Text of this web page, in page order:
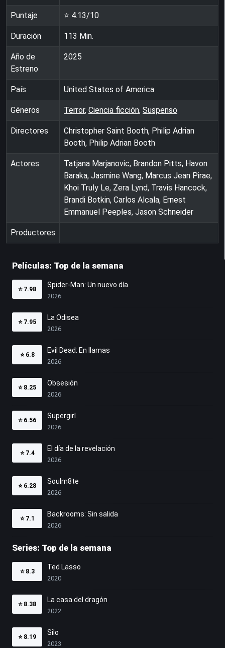
Puntaje ⭐ 4.13/10
Duración 113 Min.
Año de
Estreno
2025
País United States of America
Géneros Terror, Ciencia ficción, Suspenso
Directores
Christopher Saint Booth, Philip Adrian
Booth, Philip Adrian Booth
Actores
Tatjana Marjanovic, Brandon Pitts, Havon
Baraka, Jasmine Wang, Marcus Jean Pirae,
Khoi Truly Le, Zera Lynd, Travis Hancock,
Brandi Botkin, Carlos Alcala, Ernest
Emmanuel Peeples, Jason Schneider
Productores
Películas: Top de la semana
⭐ 7.98
Spider-Man: Un nuevo día
2026
⭐ 7.95
La Odisea
2026
⭐ 6.8
Evil Dead: En llamas
2026
⭐ 8.25
Obsesión
2026
⭐ 6.56
Supergirl
2026
⭐ 7.4
El día de la revelación
2026
⭐ 6.28
Soulm8te
2026
⭐ 7.1
Backrooms: Sin salida
2026
Series: Top de la semana
⭐ 8.3
Ted Lasso
2020
⭐ 8.38
La casa del dragón
2022
⭐ 8.19
Silo
2023